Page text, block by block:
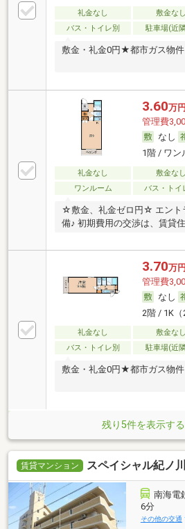
礼金なし 敷金なし
バス・トイレ別
駐車場(近
敷金・礼金0円★都市ガス物
3.60万円
管理費
なし
1階 / ワン
礼金なし 敷金なし
ワンルーム
バス・トイ
☆敷金、礼金ゼロ円☆ エント
備♪ 初期費用の交渉は、賃貸
3.70万円
管理費
なし
2階 / 1K（
礼金なし 敷金なし
バス・トイレ別
駐車場(近
敷金・礼金0円★都市ガス物
残り5件を表示する
賃貸マンション スペイシャル紀ノ川
南海電
6分
その他の交通